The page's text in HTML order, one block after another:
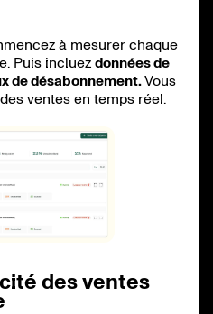
à mesurer chaque
Puis incluez données de
de désabonnement.Vous
ventes en temps réel.
des ventes